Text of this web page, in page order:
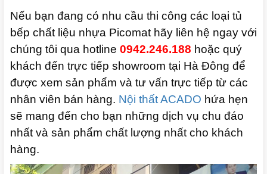
Nếu bạn đang có nhu cầu thi công các loại tủ
bếp chất liệu nhựa Picomat hãy liên hệ ngay với
chúng tôi qua hotline 0942.246.188 hoặc quý
khách đến trực tiếp showroom tại Hà Đông để
được xem sản phẩm và tư vấn trực tiếp từ các
nhân viên bán hàng. Nội thất ACADO hứa hẹn
sẽ mang đến cho bạn những dịch vụ chu đáo
nhất và sản phẩm chất lượng nhất cho khách
hàng.